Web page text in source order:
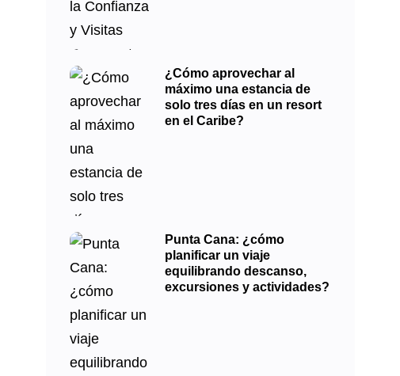
¿Cómo aprovechar al
máximo una estancia de
solo tres días en un resort
en el Caribe?
Punta Cana: ¿cómo
planificar un viaje
equilibrando descanso,
excursiones y actividades?